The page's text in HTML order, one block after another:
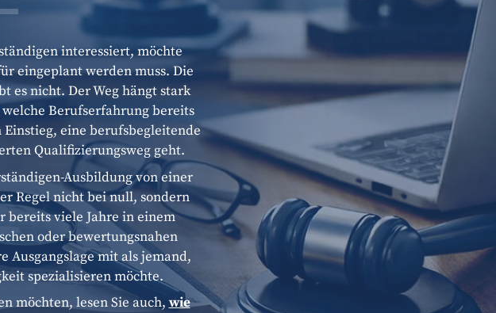
interessiert, möchte
eingeplant werden muss. Die
es nicht. Der Weg hängt stark
Berufserfahrung bereits
eine berufsbegleitende
Qualifizierungsweg geht.
Ausbildung von einer
Regel nicht bei null, sondern
bereits viele Jahre in einem
oder bewertungsnahen
Ausgangslage mit als jemand,
spezialisieren möchte.
möchten, lesen Sie auch, wie